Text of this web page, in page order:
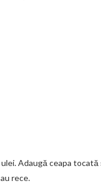
Adaugă ceapa
rece.